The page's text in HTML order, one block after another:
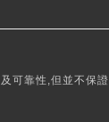
靠性,但並不保